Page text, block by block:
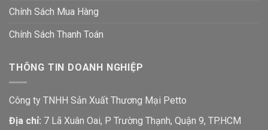
Chính Sách Mua Hàng
Chính Sách Thanh Toán
THÔNG TIN DOANH NGHIỆP
Công ty TNHH Sản Xuất Thương Mại Petto
Địa chỉ: 7 Lã Xuân Oai, P Trường Thạnh, Quận 9, TP.HCM